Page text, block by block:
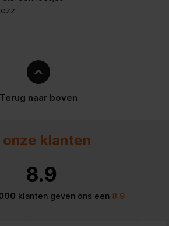
Terug naar boven
klanten
8.9
klanten geven ons een8.9